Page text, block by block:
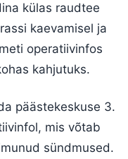
külas raudtee
kaevamisel ja
operatiivinfos
kahjutuks.
päästekeskuse 3.
mis võtab
sündmused.